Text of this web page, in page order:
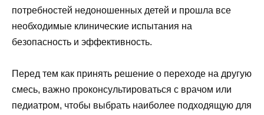
потребностей недоношенных детей и прошла все
необходимые клинические испытания на
безопасность и эффективность.
Перед тем как принять решение о переходе на другую
смесь, важно проконсультироваться с врачом или
педиатром, чтобы выбрать наиболее подходящую для